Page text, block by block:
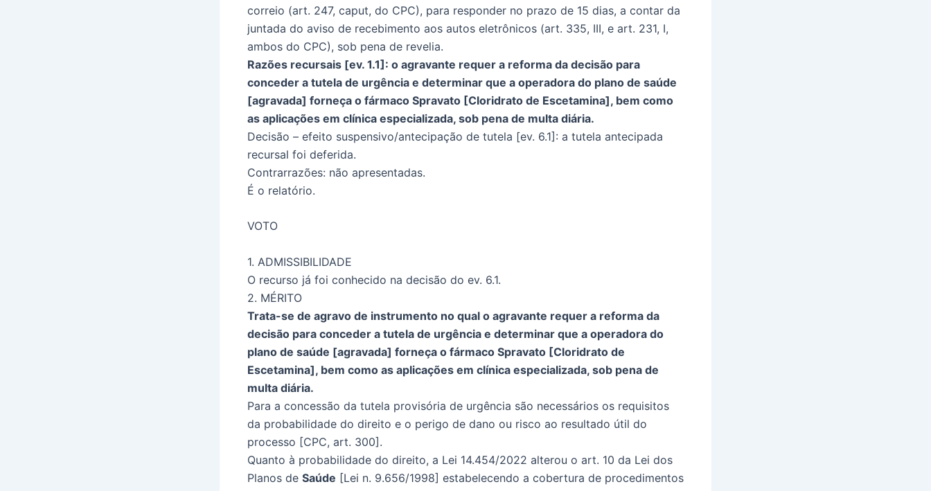
correio (art. 247, caput, do CPC), para responder no prazo de 15 dias, a contar da
juntada do aviso de recebimento aos autos eletrônicos (art. 335, III, e art. 231, I,
ambos do CPC), sob pena de revelia.
Razões recursais [ev. 1.1]: o agravante requer a reforma da decisão para
conceder a tutela de urgência e determinar que a operadora do plano de saúde
[agravada] forneça o fármaco Spravato [Cloridrato de Escetamina], bem como
as aplicações em clínica especializada, sob pena de multa diária.
Decisão – efeito suspensivo/antecipação de tutela [ev. 6.1]: a tutela antecipada
recursal foi deferida.
Contrarrazões: não apresentadas.
É o relatório.
VOTO
1. ADMISSIBILIDADE
O recurso já foi conhecido na decisão do ev. 6.1.
2. MÉRITO
Trata-se de agravo de instrumento no qual o agravante requer a reforma da
decisão para conceder a tutela de urgência e determinar que a operadora do
plano de saúde [agravada] forneça o fármaco Spravato [Cloridrato de
Escetamina], bem como as aplicações em clínica especializada, sob pena de
multa diária.
Para a concessão da tutela provisória de urgência são necessários os requisitos
da probabilidade do direito e o perigo de dano ou risco ao resultado útil do
processo [CPC, art. 300].
Quanto à probabilidade do direito, a Lei 14.454/2022 alterou o art. 10 da Lei dos
Planos de Saúde [Lei n. 9.656/1998] estabelecendo a cobertura de procedimentos